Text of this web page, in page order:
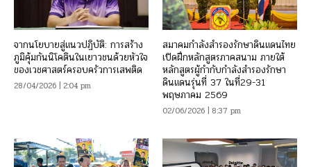
จากนโยบายสู่แนวปฏิบัติ: การสร้าง
ภูมิคุ้มกันนิโคตินในเยาวชนด้วยหัวใจ
ของเวชศาสตร์ครอบครัวการเสพติด
28/04/2026 | 2:04 pm
สมาคมกำลังสำรองรักษาดินแดนไทย
เปิดฝึกหลักสูตรภาคสนาม ภายใต้
หลักสูตรผู้กำกับกำลังสำรองรักษา
ดินแดนรุ่นที่ 37 ในที่29-31
พฤษภาคม 2569
02/06/2026 | 8:37 pm